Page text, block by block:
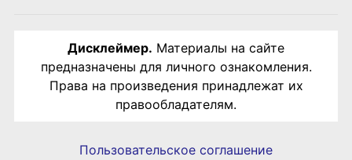
Дисклеймер. Материалы на сайте
предназначены для личного ознакомления.
Права на произведения принадлежат их
правообладателям.
Пользовательское соглашение